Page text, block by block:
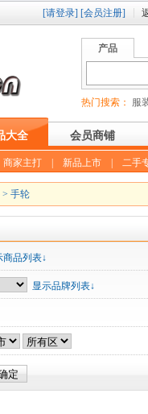
[请登录] [会员注册]
产品
热门搜索： 服
大全 会员商铺
商家主打 新品上市 二手
> 手轮
商品列表↓
显示品牌列表↓